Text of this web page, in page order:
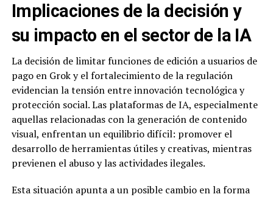
Implicaciones de la decisión y
su impacto en el sector de la IA
La decisión de limitar funciones de edición a usuarios de
pago en Grok y el fortalecimiento de la regulación
evidencian la tensión entre innovación tecnológica y
protección social. Las plataformas de IA, especialmente
aquellas relacionadas con la generación de contenido
visual, enfrentan un equilibrio difícil: promover el
desarrollo de herramientas útiles y creativas, mientras
previenen el abuso y las actividades ilegales.
Esta situación apunta a un posible cambio en la forma